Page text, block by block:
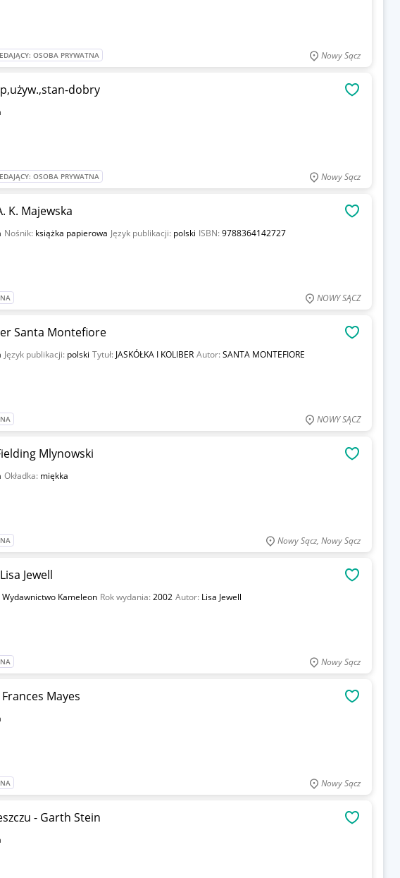
OSOBA PRYWATNA Nowy Sącz
dobry
OSOBA PRYWATNA Nowy Sącz
K. Majewska
Nośnik: książka papierowa Język publikacji: polski ISBN:9788364142727
NOWY SĄCZ
Santa Montefiore
Język publikacji: polski Tytuł: JASKÓŁKA I KOLIBER Autor:SANTA MONTEFIORE
NOWY SĄCZ
Mlynowski
Okładka: miękka
Nowy Sącz, Nowy Sącz
Jewell
Wydawnictwo Kameleon Rok wydania:2002 Autor: Lisa Jewell
Nowy Sącz
Mayes
Nowy Sącz
- Garth Stein